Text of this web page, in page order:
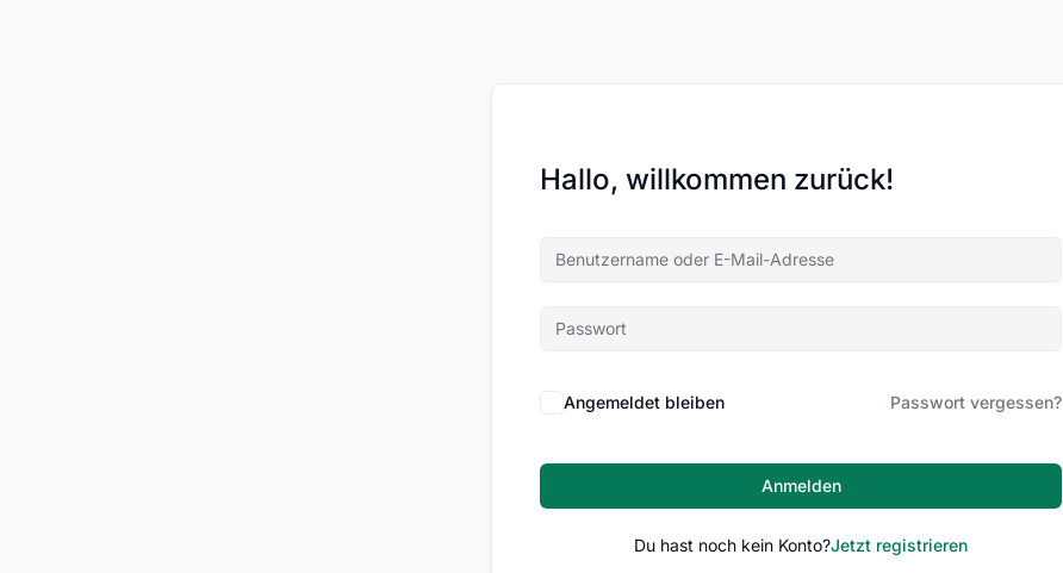
Hallo, willkommen zurück!
Angemeldet bleiben Passwort vergessen?
Anmelden
Du hast noch kein Konto?Jetzt registrieren